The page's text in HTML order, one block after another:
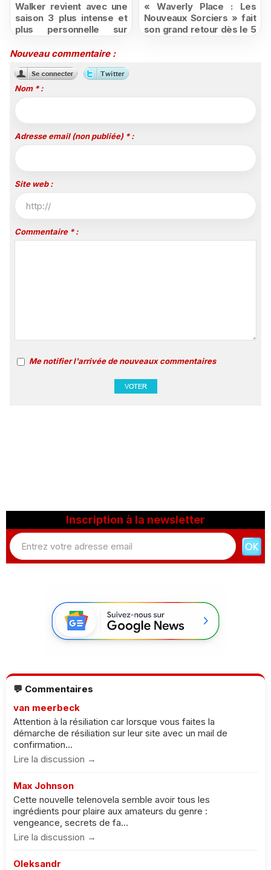
Walker revient avec une
saison 3 plus intense et
plus personnelle sur
« Waverly Place : Les
Nouveaux Sorciers » fait
son grand retour dès le 5
Nouveau commentaire :
Nom * :
Adresse email (non publiée) * :
Site web :
Commentaire * :
Me notifier l'arrivée de nouveaux commentaires
Inscription à la newsletter
💬 Commentaires
van meerbeck
Attention à la résiliation car lorsque vous faites la
démarche de résiliation sur leur site avec un mail de
confirmation...
Lire la discussion →
Max Johnson
Cette nouvelle telenovela semble avoir tous les
ingrédients pour plaire aux amateurs du genre :
vengeance, secrets de fa...
Lire la discussion →
Oleksandr